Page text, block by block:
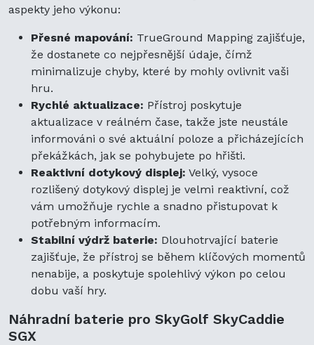
aspekty jeho výkonu:
Přesné mapování: TrueGround Mapping zajišťuje,
že dostanete co nejpřesnější údaje, čímž
minimalizuje chyby, které by mohly ovlivnit vaši
hru.
Rychlé aktualizace: Přístroj poskytuje
aktualizace v reálném čase, takže jste neustále
informováni o své aktuální poloze a přicházejících
překážkách, jak se pohybujete po hřišti.
Reaktivní dotykový displej: Velký, vysoce
rozlišený dotykový displej je velmi reaktivní, což
vám umožňuje rychle a snadno přistupovat k
potřebným informacím.
Stabilní výdrž baterie: Dlouhotrvající baterie
zajišťuje, že přístroj se během klíčových momentů
nenabije, a poskytuje spolehlivý výkon po celou
dobu vaší hry.
Náhradní baterie pro SkyGolf SkyCaddie
SGX